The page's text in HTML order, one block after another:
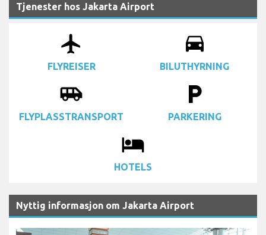
Tjenester hos Jakarta Airport
airplanemode_active
FLYREISER
drive_eta
BILUTHYRNING
airport_shuttle
FLYPLASSTRANSPORT
local_parking
PARKERING
local_hotel
HOTELS
Nyttig informasjon om Jakarta Airport